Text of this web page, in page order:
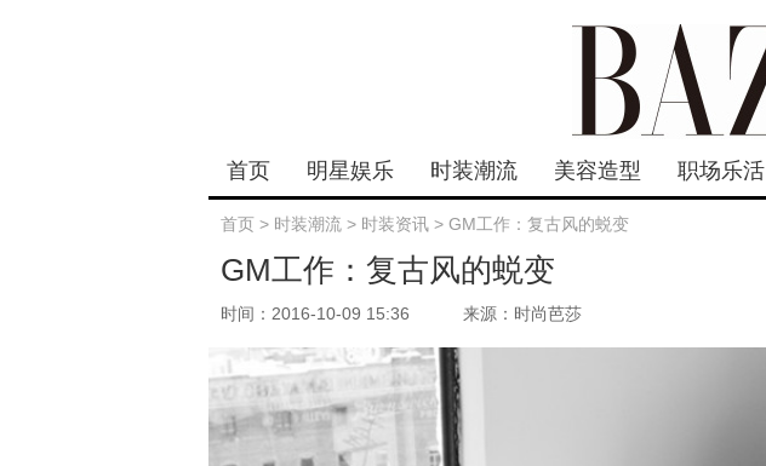
首页 明星娱乐 时装潮流 美容造型 职场乐活
首页 > 时装潮流 > 时装资讯 > GM工作：复古风的蜕变
GM工作：复古风的蜕变
时间：2016-10-09 15:36 来源：时尚芭莎